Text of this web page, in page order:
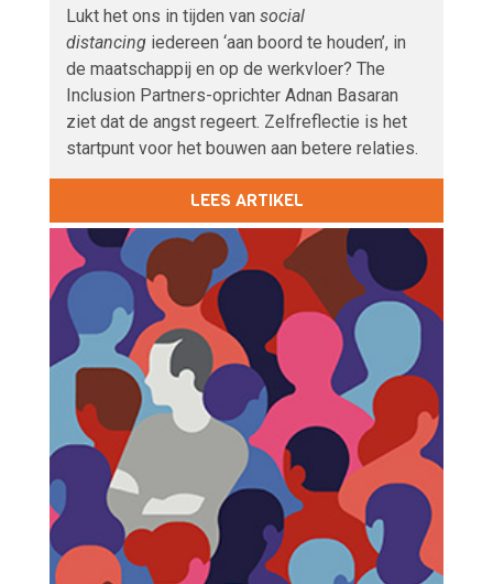
Lukt het ons in tijden van social
distancing iedereen ‘aan boord te houden’, in
de maatschappij en op de werkvloer? The
Inclusion Partners-oprichter Adnan Basaran
ziet dat de angst regeert. Zelfreflectie is het
startpunt voor het bouwen aan betere relaties.
LEES ARTIKEL